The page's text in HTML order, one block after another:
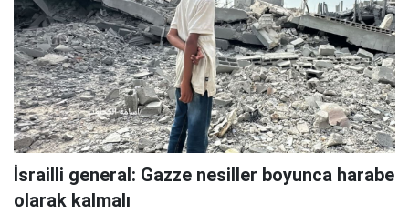
İsrailli general: Gazze nesiller boyunca harabe
olarak kalmalı